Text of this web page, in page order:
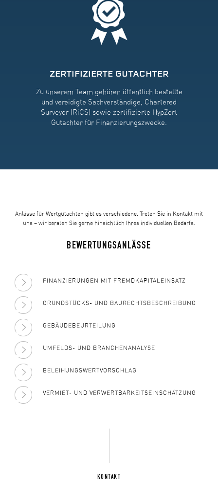
ZERTIFIZIERTE GUTACHTER
Zu unserem Team gehören öffentlich bestellte
und vereidigte Sachverständige, Chartered
Surveyor (RiCS) sowie zertifizierte HypZert
Gutachter für Finanzierungszwecke.
Anlässe für Wertgutachten gibt es verschiedene. Treten Sie in Kontakt mit
uns – wir beraten Sie gerne hinsichtlich Ihres individuellen Bedarfs.
BEWERTUNGSANLÄSSE
FINANZIERUNGEN MIT FREMDKAPITALEINSATZ
GRUNDSTÜCKS- UND BAURECHTSBESCHREIBUNG
GEBÄUDEBEURTEILUNG
UMFELDS- UND BRANCHENANALYSE
BELEIHUNGSWERTVORSCHLAG
VERMIET- UND VERWERTBARKEITSEINSCHÄTZUNG
KONTAKT